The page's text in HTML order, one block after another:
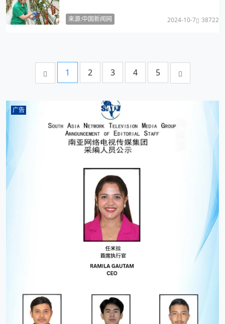
来源:中国新闻网 2024-10-7 38722
1 2 3 4 5
广告